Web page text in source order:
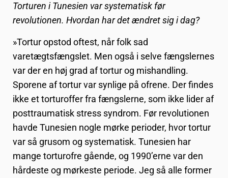
Torturen i Tunesien var systematisk før
revolutionen. Hvordan har det ændret sig i dag?
»Tortur opstod oftest, når folk sad
varetægtsfængslet. Men også i selve fængslernes
var der en høj grad af tortur og mishandling.
Sporene af tortur var synlige på ofrene. Der findes
ikke et torturoffer fra fængslerne, som ikke lider af
posttraumatisk stress syndrom. Før revolutionen
havde Tunesien nogle mørke perioder, hvor tortur
var så grusom og systematisk. Tunesien har
mange torturofre gående, og 1990’erne var den
hårdeste og mørkeste periode. Jeg så alle former